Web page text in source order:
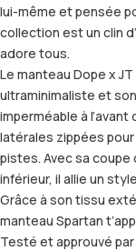
lui-même et pensée
collection est un clin
adore tous.
Le manteau Dope x
ultraminimaliste et
imperméable à
latérales zippées
pistes. Avec sa
inférieur, il allie un
Grâce à son tissu
manteau Spartan
Testé et approuvé